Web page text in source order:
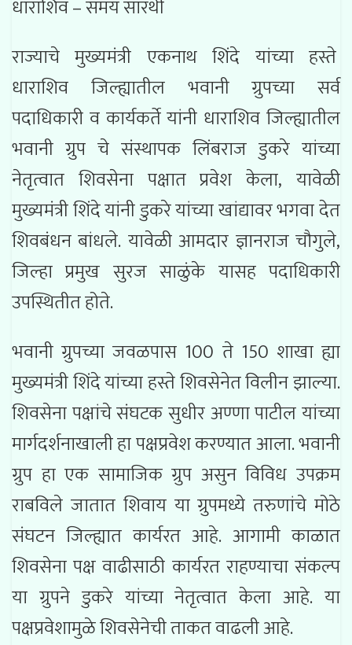
धाराशिव – समय सारथी
राज्याचे मुख्यमंत्री एकनाथ शिंदे यांच्या हस्ते
धाराशिव जिल्ह्यातील भवानी ग्रुपच्या सर्व
पदाधिकारी व कार्यकर्ते यांनी धाराशिव जिल्ह्यातील
भवानी ग्रुप चे संस्थापक लिंबराज डुकरे यांच्या
नेतृत्वात शिवसेना पक्षात प्रवेश केला, यावेळी
मुख्यमंत्री शिंदे यांनी डुकरे यांच्या खांद्यावर भगवा देत
शिवबंधन बांधले. यावेळी आमदार ज्ञानराज चौगुले,
जिल्हा प्रमुख सुरज साळुंके यासह पदाधिकारी
उपस्थितीत होते.
भवानी ग्रुपच्या जवळपास 100 ते 150 शाखा ह्या
मुख्यमंत्री शिंदे यांच्या हस्ते शिवसेनेत विलीन झाल्या.
शिवसेना पक्षांचे संघटक सुधीर अण्णा पाटील यांच्या
मार्गदर्शनाखाली हा पक्षप्रवेश करण्यात आला. भवानी
ग्रुप हा एक सामाजिक ग्रुप असुन विविध उपक्रम
राबविले जातात शिवाय या ग्रुपमध्ये तरुणांचे मोठे
संघटन जिल्ह्यात कार्यरत आहे. आगामी काळात
शिवसेना पक्ष वाढीसाठी कार्यरत राहण्याचा संकल्प
या ग्रुपने डुकरे यांच्या नेतृत्वात केला आहे. या
पक्षप्रवेशामुळे शिवसेनेची ताकत वाढली आहे.